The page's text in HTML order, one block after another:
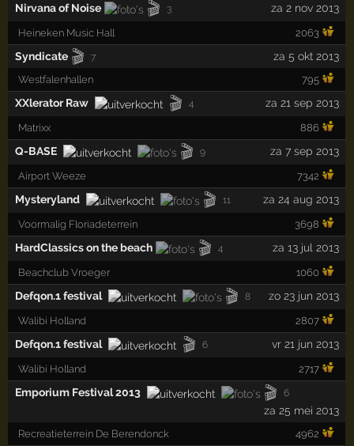
Nirvana of Noise 🎬 3 za 2 nov 2013
Heineken Music Hall 2063
Syndicate 🎬 7 za 5 okt 2013
Westfalenhallen 795
XXlerator Raw 🎬 4 za 21 sep 2013
Matrixx 886
Q-BASE 🎬 9 za 7 sep 2013
Airport Weeze 7342
Mysteryland 🎬 11 za 24 aug 2013
Voormalig Floriadeterrein 3698
HardClassics on the beach 🎬 4 za 13 jul 2013
Beachclub Vroeger 1060
Defqon.1 festival 🎬 8 zo 23 jun 2013
Walibi Holland 2807
Defqon.1 festival 🎬 6 vr 21 jun 2013
Walibi Holland 2717
Emporium Festival 2013 🎬 6
za 25 mei 2013
Recreatieterrein De Berendonck 4962